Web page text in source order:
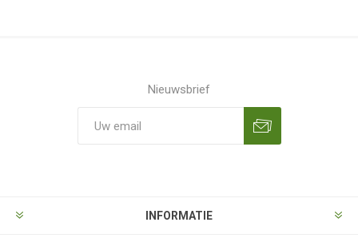
Nieuwsbrief
INFORMATIE